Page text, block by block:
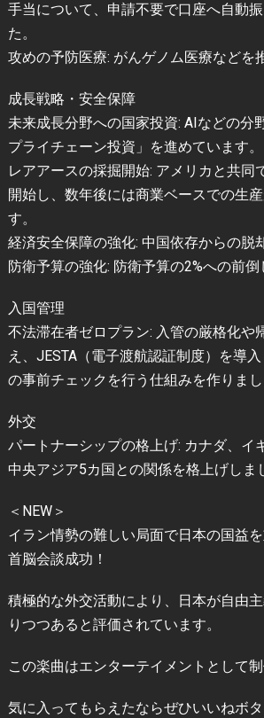
手当について、申請不要で口座へ自動
た。
攻めの予防医療: がんゲノム医療などを
成長戦略・安全保障
未来成長分野への国家投資: AIなどの分
プライチェーン投資」を進めています。
レアアースの採掘開始: アメリカと共同
開始し、数年後には商業ベースでの生
す。
経済安全保障の強化: 中国依存からの脱
防衛予算の強化: 防衛予算の2%への前倒
入国管理
不法滞在者ゼロプラン: 入管の厳格化や
え、JESTA（電子渡航認証制度）を導
の事前チェックを行う仕組みを作りまし
外交
パートナーシップの格上げ: カナダ、イ
中央アジア5カ国との関係を格上げしま
＜NEW＞
イラン情勢の難しい局面で日本の国益
首脳会談成功！
積極的な外交活動により、日本が自由
りつつあると評価されています。
この楽曲はエンターテイメントとして制
気に入ってもらえたならぜひいいねボ